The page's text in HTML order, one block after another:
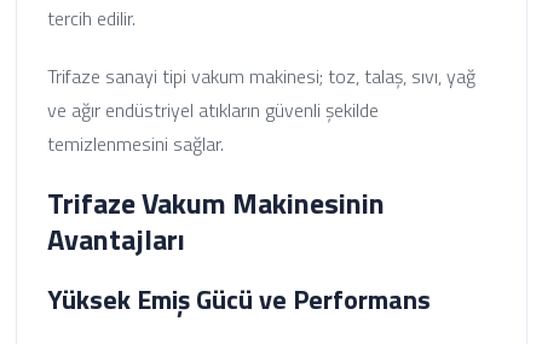
tercih edilir.
Trifaze sanayi tipi vakum makinesi; toz, talaş, sıvı, yağ
ve ağır endüstriyel atıkların güvenli şekilde
temizlenmesini sağlar.
Trifaze Vakum Makinesinin
Avantajları
Yüksek Emiş Gücü ve Performans